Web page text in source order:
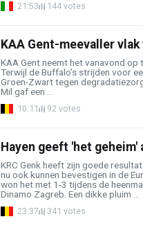
21:53 144 votes
KAA Gent-meevaller
KAA Gent neemt het vanavond op
Terwijl de Buffalo’s strijden voor
Groen-Zwart tegen
Mil gaf een ...
10:11 92 votes
Hayen geeft 'het
KRC Genk heeft zijn goede
nu ook kunnen bevestigen in de
won het met 1-3 tijdens de
Dinamo Zagreb. Een dikke pluim ...
23:37 341 votes